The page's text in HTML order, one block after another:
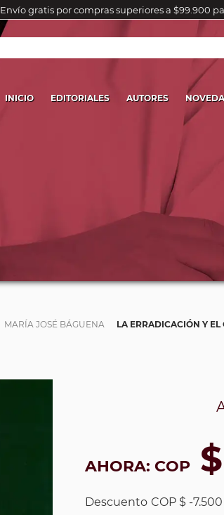
Envío gratis por compras superiores a $99.900
INICIO EDITORIALES AUTORES
MARÍA JOSÉ BÁGUENA LA ERRADICACIÓN Y
AHORA: COP
Descuento COP $ -7.500